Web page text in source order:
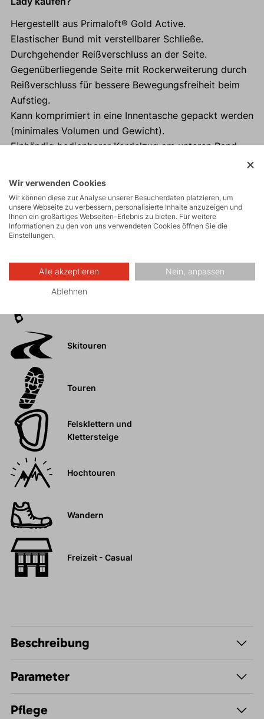
Hergestellt aus Primaloft® Gold Active.
Elastischer Bund mit verstellbarer Schließe.
Durchgehender Reißverschluss an der Seite.
Gegenüberliegende Seite mit Rockerweiterung durch
Reißverschluss für bessere Bewegungsfreiheit beim
Aufstieg.
Kann komprimiert in eine Innentasche gepackt werden
(minimales Volumen und Gewicht).
Einhändig bedienbarer Kordelzug am unteren Rand
Aktivitäten
Bergexpeditionen
Skitouren
Touren
Felsklettern und
Klettersteige
Hochtouren
Wandern
Freizeit - Casual
Beschreibung
Parameter
Pflege
Wir verwenden Cookies
Wir können diese zur Analyse unserer Besucherdaten platzieren, um
unsere Webseite zu verbessern, personalisierte Inhalte anzuzeigen und
Ihnen ein großartiges Webseiten-Erlebnis zu bieten. Für weitere
Informationen zu den von uns verwendeten Cookies öffnen Sie die
Einstellungen.
Alle akzeptieren Nein, anpassen
Ablehnen